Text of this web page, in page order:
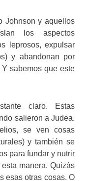
Johnson y aquellos
los aspectos
leprosos, expulsar
y abandonan por
sabemos que este
claro. Estas
salieron a Judea.
se ven cosas
y también se
para fundar y nutrir
manera. Quizás
esas otras cosas. O